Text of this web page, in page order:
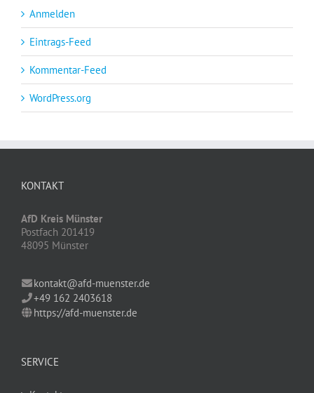
Anmelden
Eintrags-Feed
Kommentar-Feed
WordPress.org
KONTAKT
AfD Kreis Münster
Postfach 201419
48095 Münster
kontakt@afd-muenster.de
+49 162 2403618
https://afd-muenster.de
SERVICE